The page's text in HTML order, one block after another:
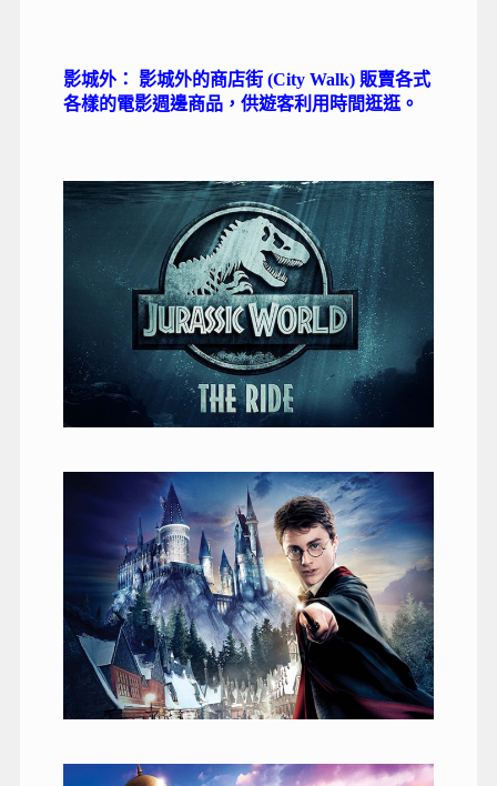
影城外： 影城外的商店街 (City Walk) 販賣各式
各樣的電影週邊商品，供遊客利用時間逛逛。